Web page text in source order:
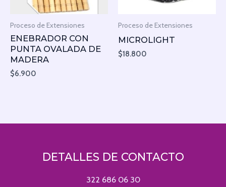
Proceso de Extensiones
ENEBRADOR CON
PUNTA OVALADA DE
MADERA
$6.900
Proceso de Extensiones
MICROLIGHT
$18.800
DETALLES DE CONTACTO
322 686 06 30